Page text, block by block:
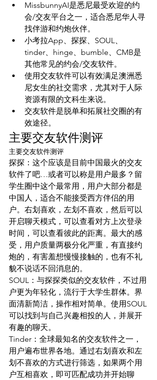
MissbunnyAI是悉尼最受欢迎的约
会/交友平台之一，适合悉尼华人寻
找伴游和约炮伙伴。
小考拉App、探探、SOUL、
tinder、hinge、bumble、CMB是
其他常见的约会/交友软件。
使用交友软件可以有效满足澳洲悉
尼女生的社交需求，尤其对于人际
资源有限的文科生来说。
交友软件是脱单和拓展社交圈的有
效途径。
主要交友软件测评
主要交友软件测评
探探：这个应该是目前中国最火的交友
软件了吧…或者可以称是用户最多？留
学生圈中这个最常用，用户大部分都是
中国人，适合不能接受西方伴侣的用
户。右划喜欢，左划不喜欢，然后可以
开启聊天模式，可以查看对方上次登录
时间，可以查看彼此的距离。最大的感
受，用户质量两极分化严重，有直接约
炮的，有害羞想慢慢接触的，也有不礼
貌不说话不回消息的。
SOUL：与探探类似的交友软件，不过用
户更为年轻化，流行于大学生群体。界
面清新简洁，操作相对简单。使用SOUL
可以找到与自己兴趣相投的人，并展开
有趣的聊天。
Tinder：全球最知名的交友软件之一，
用户遍布世界各地。通过右划喜欢和左
划不喜欢的方式进行筛选，如果两个用
户互相喜欢，即可匹配成功并开始聊